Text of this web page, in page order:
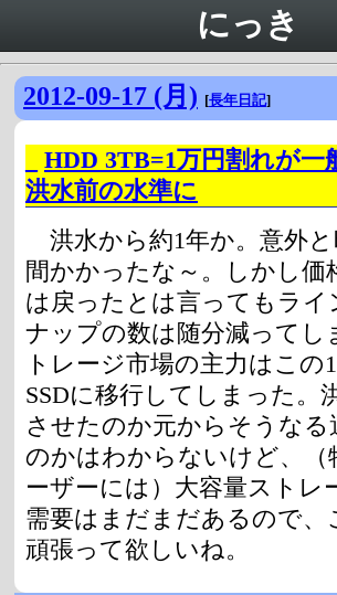
にっき
2012-09-17 (月) [長年日記]
HDD 3TB=1万円割れが一
洪水前の水準に
洪水から約1年か。意外
間かかったな～。しかし価
は戻ったとは言ってもライ
ナップの数は随分減ってし
トレージ市場の主力はこの
SSDに移行してしまった。
させたのか元からそうなる
のかはわからないけど、（
ーザーには）大容量ストレ
需要はまだまだあるので、
頑張って欲しいね。